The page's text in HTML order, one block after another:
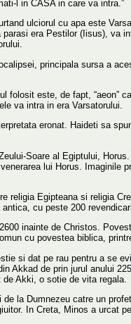
l in CASA in care va intra.”
ulciorul cu apa este
era Pestilor (Iisus), va
principala sursa a
este, de fapt, “aeon”
va intra in era Varsatorului.
eronat. Haideti sa
Soare al Egiptului,
lui Horus. Imaginile
Egipteana si religia
cu peste 200
inainte de Christos.
cu povestea biblica,
si dat pe rau pentru a se
de prin jurul anului
Akki, o sotie de vita regala.
la Dumnezeu catre un
In Creta, Minos a urcat